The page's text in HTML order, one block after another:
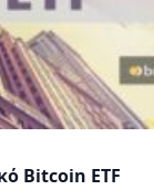
Bitcoin ETF